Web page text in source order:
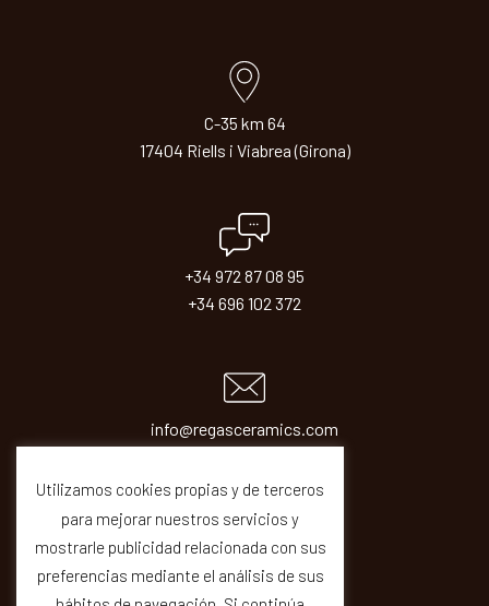
C-35 km 64
17404 Riells i Viabrea (Girona)
+34 972 87 08 95
+34 696 102 372
info@regasceramics.com
Utilizamos cookies propias y de terceros
para mejorar nuestros servicios y
mostrarle publicidad relacionada con sus
preferencias mediante el análisis de sus